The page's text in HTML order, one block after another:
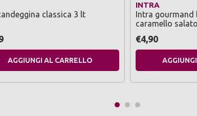
classica 3 lt
AGGIUNGI AL CARRELLO
INTRA
Intra gourmand
caramello
€4,90